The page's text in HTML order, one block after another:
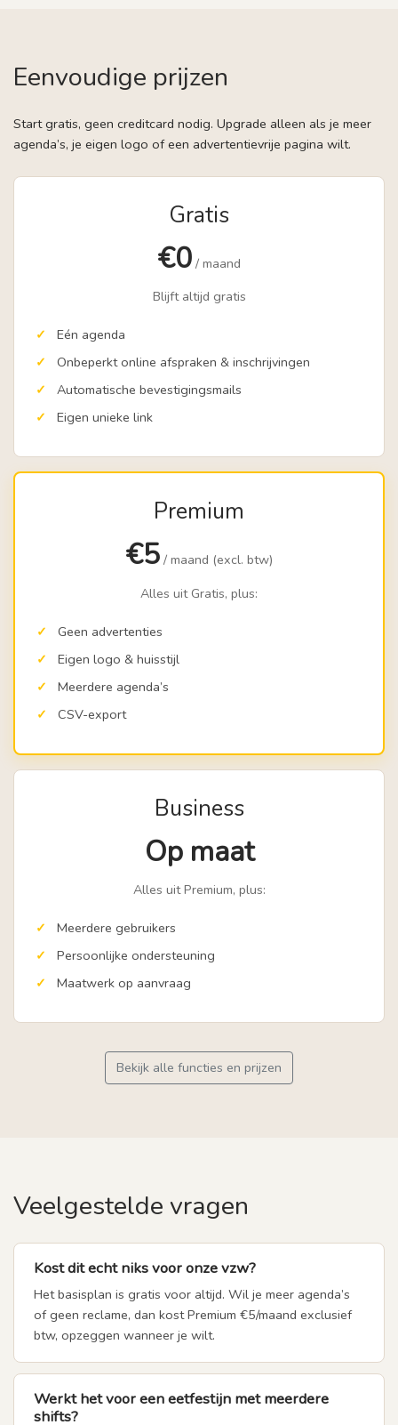
Eenvoudige prijzen
Start gratis, geen creditcard nodig. Upgrade alleen als je meer
agenda’s, je eigen logo of een advertentievrije pagina wilt.
Gratis
€0 / maand
Blijft altijd gratis
Eén agenda
Onbeperkt online afspraken & inschrijvingen
Automatische bevestigingsmails
Eigen unieke link
Premium
€5 / maand (excl. btw)
Alles uit Gratis, plus:
Geen advertenties
Eigen logo & huisstijl
Meerdere agenda’s
CSV-export
Business
Op maat
Alles uit Premium, plus:
Meerdere gebruikers
Persoonlijke ondersteuning
Maatwerk op aanvraag
Bekijk alle functies en prijzen
Veelgestelde vragen
Kost dit echt niks voor onze vzw?
Het basisplan is gratis voor altijd. Wil je meer agenda’s
of geen reclame, dan kost Premium €5/maand exclusief
btw, opzeggen wanneer je wilt.
Werkt het voor een eetfestijn met meerdere
shifts?